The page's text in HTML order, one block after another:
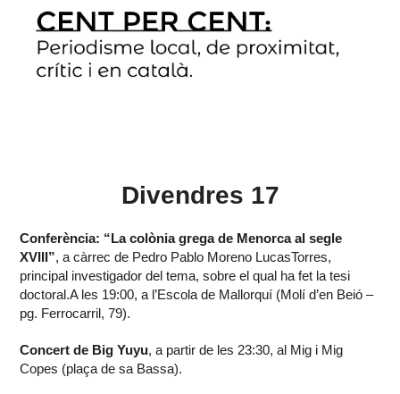
Divendres 17
Conferència: “La colònia grega de Menorca al segle
XVIII”, a càrrec de Pedro Pablo Moreno LucasTorres,
principal investigador del tema, sobre el qual ha fet la tesi
doctoral.A les 19:00, a l’Escola de Mallorquí (Molí d’en Beió –
pg. Ferrocarril, 79).
Concert de Big Yuyu, a partir de les 23:30, al Mig i Mig
Copes (plaça de sa Bassa).